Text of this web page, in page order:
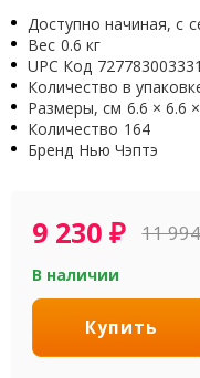
Доступно начиная, с
Вес 0.6 кг
UPC Код 727783003331
Количество в
Размеры, см 6.6 × 6.6
Количество 164
Бренд Нью Чэптэ
9 230₽ 11
В наличии
Купить